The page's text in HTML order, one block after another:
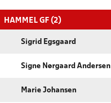
HAMMEL GF (2)
Sigrid Egsgaard
Signe Nørgaard Andersen
Marie Johansen